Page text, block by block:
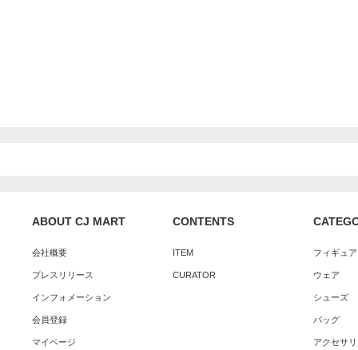
ABOUT CJ MART
会社概要
プレスリリース
インフォメーション
会員登録
マイページ
CONTENTS
ITEM
CURATOR
フィギュ
ウェア
シューズ
バッグ
アクセサ